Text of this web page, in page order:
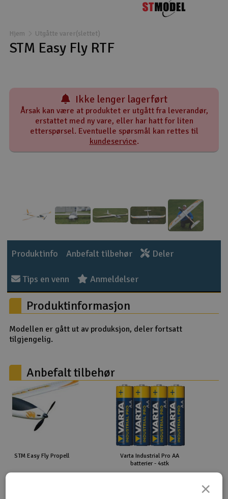
Droner
Helikopter
Kamerautstyr
Motor & tilbehør
Outlet
Radioutstyr
Raketter
Smarthjem, lek & hobby
Sparkesykler & elkjøretøy
Verktøy, utstyr & tilbehør
Gavekort
Hjem Utgåtte varer(slettet)
STM Easy Fly RTF
Ikke lenger lagerført
Årsak kan være at produktet er utgått fra leverandør,
erstattet med ny vare, eller har hatt for liten
etterspørsel. Eventuelle spørsmål kan rettes til
kundeservice.
Produktinfo Anbefalt tilbehør Deler
Tips en venn Anmeldelser
Produktinformasjon
Modellen er gått ut av produksjon, deler fortsatt
tilgjengelig.
Anbefalt tilbehør
STM Easy Fly Propell
Varta Industrial Pro AA
batterier - 4stk
×